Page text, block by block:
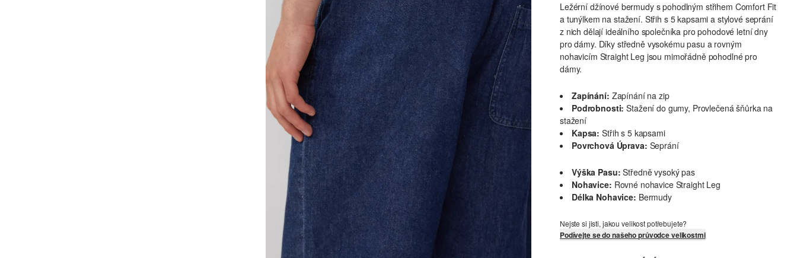
Ležérní džínové bermudy s pohodlným střihem Comfort Fit
a tunýlkem na stažení. Střih s 5 kapsami a stylové seprání
z nich dělají ideálního společníka pro pohodové letní dny
pro dámy. Díky středně vysokému pasu a rovným
nohavicím Straight Leg jsou mimořádně pohodlné pro
dámy.
Zapínání: Zapínání na zip
Podrobnosti: Stažení do gumy, Provlečená šňůrka na
stažení
Kapsa: Střih s 5 kapsami
Povrchová Úprava: Seprání
Výška Pasu: Středně vysoký pas
Nohavice: Rovné nohavice Straight Leg
Délka Nohavice: Bermudy
Nejste si jisti, jakou velikost potřebujete?
Podívejte se do našeho průvodce velikostmi